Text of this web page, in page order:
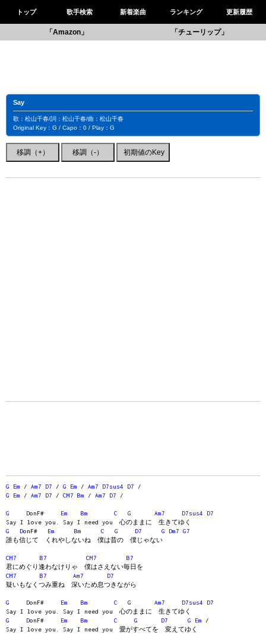
トップ 歌手検索 新着楽曲 ランキング 更新履歴
「Amazon」 「チューリップ」
Say
歌：松山千春/詞：松山千春/曲：松山千春
Original Key：G / Capo：0 / Play：G
G Em / Am7 D7 / G Em / Am7 D7sus4 D7 /
G
Em / Am7 D7 / CM7 Bm / Am7 D7 /
G DonF# Em Bm C G Am7 D7sus4
D7
Say I love you. Say I need you 心のままに 生きてゆく
G
DonF# Em Bm C G D7 G Dm7
G7
誰も信じて くれやしないね 僕は昔の 僕じゃない
CM7 B7 CM7
B7
君にめぐり逢わなけりゃ 僕はさえない毎日を
CM7
B7 Am7
D7
疑いもなくつみ重ね 深いため息つきながら
G DonF# Em Bm C G Am7 D7sus4
D7
Say I love you. Say I need you 心のままに 生きてゆく
G
DonF# Em Bm C G D7 G Em /
Say I love you. Say I need you 愛がすべてを 変えてゆく